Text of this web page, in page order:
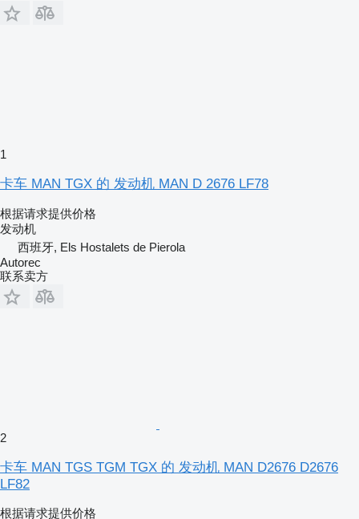
1
卡车 MAN TGX 的 发动机 MAN D 2676 LF78
根据请求提供价格
发动机
西班牙, Els Hostalets de Pierola
Autorec
联系卖方
2
卡车 MAN TGS TGM TGX 的 发动机 MAN D2676 D2676
LF82
根据请求提供价格